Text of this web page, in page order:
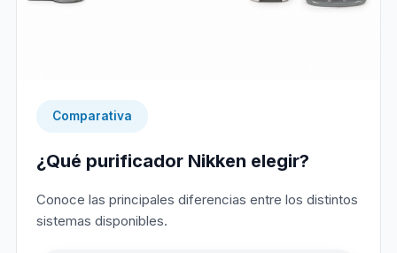
Comparativa
¿Qué purificador Nikken elegir?
Conoce las principales diferencias entre los distintos
sistemas disponibles.